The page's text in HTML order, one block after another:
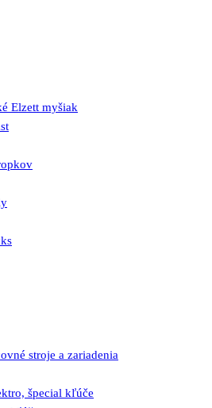
Elzett myšiak
stroje a zariadenia
špecial kľúče